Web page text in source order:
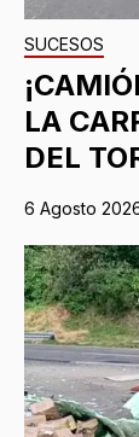
SUCESOS
LA
DEL
6 Agosto